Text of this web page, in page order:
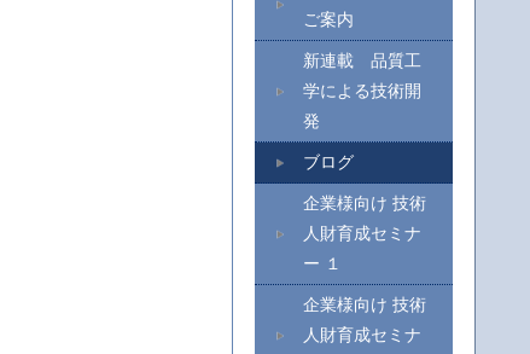
ご案内
新連載 品質工
学による技術開
発
ブログ
企業様向け 技術
人財育成セミナ
ー １
企業様向け 技術
人財育成セミナ